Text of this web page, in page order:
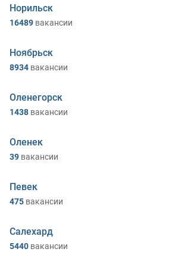
Норильск
16489 вакансии
Ноябрьск
8934 вакансии
Оленегорск
1438 вакансии
Оленек
39 вакансии
Певек
475 вакансии
Салехард
5440 вакансии